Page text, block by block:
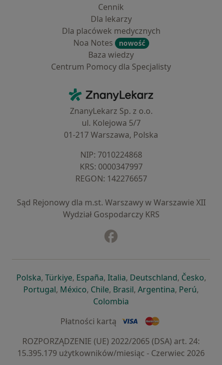
Cennik
Dla lekarzy
Dla placówek medycznych
Noa Notes
nowość
Baza wiedzy
Centrum Pomocy dla Specjalisty
ZnanyLekarz - Strona główna
ZnanyLekarz Sp. z o.o.
ul. Kolejowa 5/7
01-217 Warszawa, Polska
NIP: ⁠7010224868
KRS: ⁠0000347997
REGON: ⁠142276657
Sąd Rejonowy dla m.st. Warszawy w Warszawie XII
Wydział Gospodarczy KRS
Polskaotwiera się w nowej karcie
, Türkiyeotwiera się w nowej karcie
, Españaotwiera się w nowej karcie
, Italiaotwiera się w nowej
, Deutschlandotwiera się
, Česko,
Portugalotwiera się w nowej karcie
, Méxicootwiera się w nowej karcie
, Chileotwiera się w nowej karcie
, Brasilotwiera się w nowej
, Argentinaotwiera się
, Perú,
Colombia
Płatności kartą
ROZPORZĄDZENIE (UE) 2022/2065 (DSA) art. 24:
15.395.179 użytkowników/miesiąc - Czerwiec 2026